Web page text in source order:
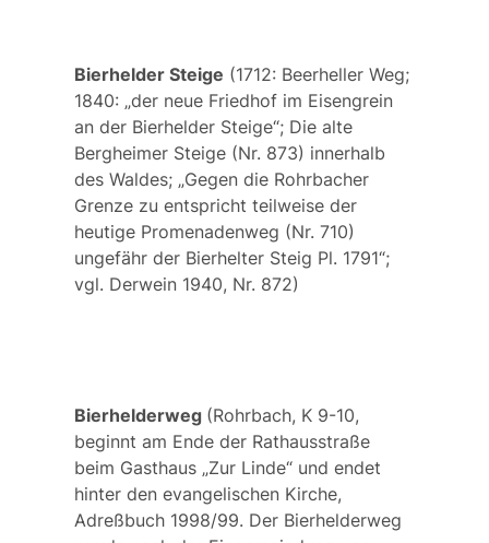
Bierhelder Steige (1712: Beerheller Weg;
1840: „der neue Friedhof im Eisengrein
an der Bierhelder Steige“;Die alte
Bergheimer Steige (Nr. 873) innerhalb
des Waldes; „Gegen die Rohrbacher
Grenze zu entspricht teilweise der
heutige Promenadenweg (Nr. 710)
ungefähr der Bierhelter Steig Pl. 1791“;
vgl. Derwein 1940, Nr. 872)
Bierhelderweg (Rohrbach, K 9-10,
beginnt am Ende der Rathausstraße
beim Gasthaus „Zur Linde“ und endet
hinter den evangelischen Kirche,
Adreßbuch 1998/99. Der Bierhelderweg